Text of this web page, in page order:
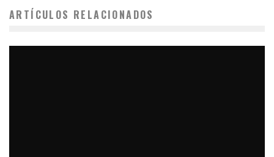
ARTÍCULOS RELACIONADOS